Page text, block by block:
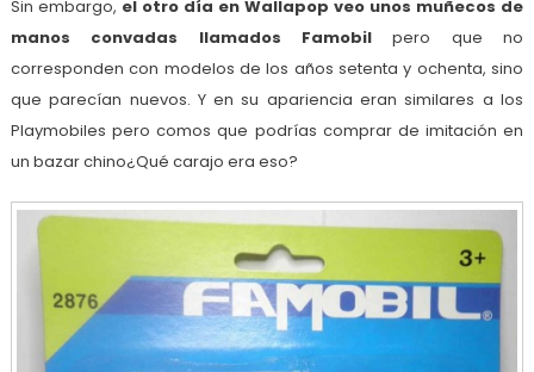
Sin embargo, el otro día en Wallapop veo unos muñecos de
manos convadas llamados Famobil pero que no
corresponden con modelos de los años setenta y ochenta, sino
que parecían nuevos. Y en su apariencia eran similares a los
Playmobiles pero comos que podrías comprar de imitación en
un bazar chino¿Qué carajo era eso?